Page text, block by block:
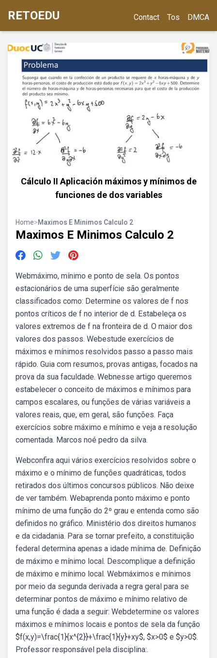
RETOEDU Contact Tos DMCA
Cálculo II Aplicación máximos y mínimos de
funciones de dos variables
Home>Maximos E Minimos Calculo 2
Maximos E Minimos Calculo 2
Webmáximo, mínimo e ponto de sela. Os pontos
estacionários de uma superfície são geralmente
classificados como: Determine os valores de f nos
pontos críticos de f no interior de d. Estabeleça os
valores extremos de f na fronteira de d. O maior dos
valores dos passos. Webestude exercícios de
máximos e mínimos resolvidos passo a passo mais
rápido. Guia com resumos, provas antigas, focados na
prova da sua faculdade. Webnesse artigo queremos
estabelecer o conceito de máximos e mínimos para
campos escalares, ou funções de várias variáveis a
valores reais, que, em geral, são funções. Faça
exercícios sobre máximo e mínimo e veja a resolução
comentada. Marcos noé pedro da silva.
Webconfira aqui vários exercícios resolvidos sobre o
máximo e o mínimo de funções quadráticas, todos
retirados dos últimos concursos públicos. Não deixe
de ver também. Webaprenda ponto máximo e ponto
mínimo de uma função do 2º grau e entenda como são
definidos no gráfico. Ministério dos direitos humanos
e da cidadania. Para se tornar prefeito, a constituição
federal determina apenas a idade mínima de. Definição
de máximo e mínimo local. Descomplique a definição
de máximo e mínimo local. Webmáximos e mínimos
por meio da segunda derivada a regra geral para se
determinar pontos de máximo e mínimo relativo de
uma função é dada a seguir: Webdetermine os valores
máximos e mínimos locais e pontos de sela da função
$f(x,y)=\frac{1}{x^{2}}+\frac{1}{y}+xy$, $x>0$ e $y>0$.
Professor responsável pela disciplina:.